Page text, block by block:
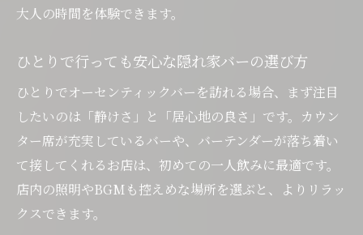
大人の時間を体験できます。
ひとりで行っても安心な隠れ家バーの選び方
ひとりでオーセンティックバーを訪れる場合、まず注目
したいのは「静けさ」と「居心地の良さ」です。カウン
ター席が充実しているバーや、バーテンダーが落ち着い
て接してくれるお店は、初めての一人飲みに最適です。
店内の照明やBGMも控えめな場所を選ぶと、よりリラッ
クスできます。